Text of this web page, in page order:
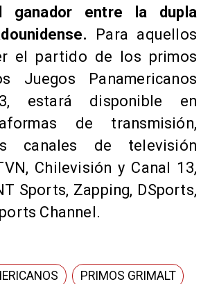
ganador entre la dupla
Para aquellos
el partido de los primos
Juegos Panamericanos
estará disponible en
de transmisión,
canales de televisión
Chilevisión y Canal 13,
Sports, Zapping, DSports,
Channel.
PRIMOS GRIMALT